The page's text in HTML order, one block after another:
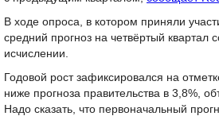
В ходе опроса, в котором приняли
средний прогноз на четвёртый квартал
исчислении.
Годовой рост зафиксировался на
ниже прогноза правительства в 3,8%,
Надо сказать, что первоначальный